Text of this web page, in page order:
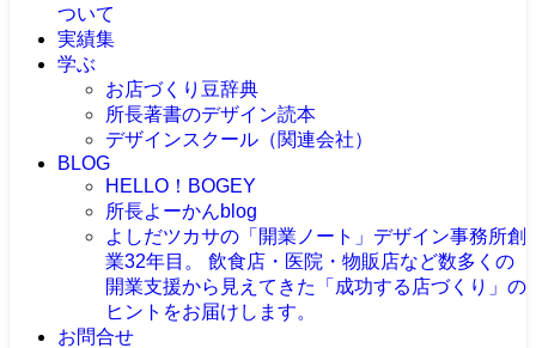
ついて
実績集
学ぶ
お店づくり豆辞典
所長著書のデザイン読本
デザインスクール（関連会社）
BLOG
HELLO！BOGEY
所長よーかんblog
よしだツカサの「開業ノート」 デザイン事務所創
業32年目。 飲食店・医院・物販店など数多くの
開業支援から見えてきた「成功する店づくり」の
ヒントをお届けします。
お問合せ